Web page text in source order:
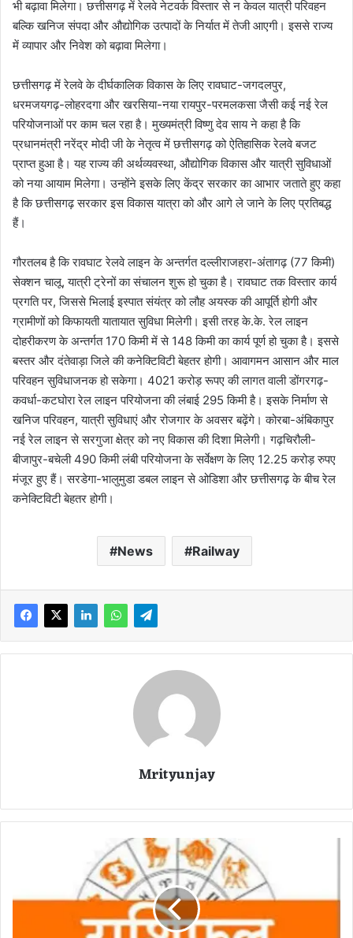
भी बढ़ावा मिलेगा। छत्तीसगढ़ में रेलवे नेटवर्क विस्तार से न केवल यात्री परिवहन
बल्कि खनिज संपदा और औद्योगिक उत्पादों के निर्यात में तेजी आएगी। इससे राज्य
में व्यापार और निवेश को बढ़ावा मिलेगा।
छत्तीसगढ़ में रेलवे के दीर्घकालिक विकास के लिए रावघाट-जगदलपुर,
धरमजयगढ़-लोहरदगा और खरसिया-नया रायपुर-परमलकसा जैसी कई नई रेल
परियोजनाओं पर काम चल रहा है। मुख्यमंत्री विष्णु देव साय ने कहा है कि
प्रधानमंत्री नरेंद्र मोदी जी के नेतृत्व में छत्तीसगढ़ को ऐतिहासिक रेलवे बजट
प्राप्त हुआ है। यह राज्य की अर्थव्यवस्था, औद्योगिक विकास और यात्री सुविधाओं
को नया आयाम मिलेगा। उन्होंने इसके लिए केंद्र सरकार का आभार जताते हुए कहा
है कि छत्तीसगढ़ सरकार इस विकास यात्रा को और आगे ले जाने के लिए प्रतिबद्ध
हैं।
गौरतलब है कि रावघाट रेलवे लाइन के अन्तर्गत दल्लीराजहरा-अंतागढ़ (77 किमी)
सेक्शन चालू, यात्री ट्रेनों का संचालन शुरू हो चुका है। रावघाट तक विस्तार कार्य
प्रगति पर, जिससे भिलाई इस्पात संयंत्र को लौह अयस्क की आपूर्ति होगी और
ग्रामीणों को किफायती यातायात सुविधा मिलेगी। इसी तरह के.के. रेल लाइन
दोहरीकरण के अन्तर्गत 170 किमी में से 148 किमी का कार्य पूर्ण हो चुका है। इससे
बस्तर और दंतेवाड़ा जिले की कनेक्टिविटी बेहतर होगी। आवागमन आसान और माल
परिवहन सुविधाजनक हो सकेगा। 4021 करोड़ रूपए की लागत वाली डोंगरगढ़-
कवर्धा-कटघोरा रेल लाइन परियोजना की लंबाई 295 किमी है। इसके निर्माण से
खनिज परिवहन, यात्री सुविधाएं और रोजगार के अवसर बढ़ेंगे। कोरबा-अंबिकापुर
नई रेल लाइन से सरगुजा क्षेत्र को नए विकास की दिशा मिलेगी। गढ़चिरौली-
बीजापुर-बचेली 490 किमी लंबी परियोजना के सर्वेक्षण के लिए 12.25 करोड़ रुपए
मंजूर हुए हैं। सरडेगा-भालुमुडा डबल लाइन से ओडिशा और छत्तीसगढ़ के बीच रेल
कनेक्टिविटी बेहतर होगी।
News Railway
Mrityunjay
ल